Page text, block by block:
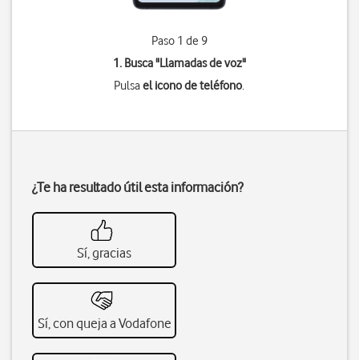
Paso 1 de 9
1. Busca "Llamadas de voz"
Pulsael icono de teléfono.
¿Te ha resultado útil esta información?
Sí, gracias
Sí, con queja a Vodafone